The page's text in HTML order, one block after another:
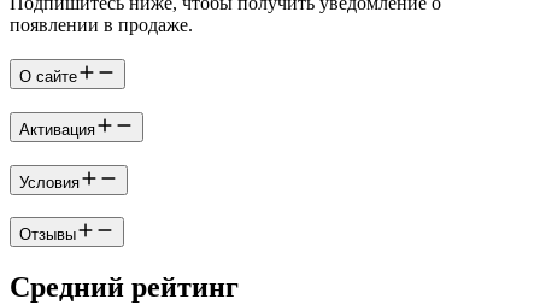
появлении в продаже.
О сайте
Активация
Условия
Отзывы
Средний рейтинг